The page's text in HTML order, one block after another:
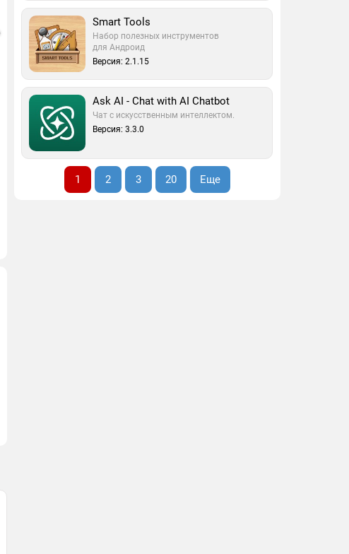
Smart Tools
Набор полезных инструментов
для Андроид
Версия: 2.1.15
Ask AI - Chat with AI Chatbot
Чат с искусственным интеллектом.
Версия: 3.3.0
1 2 3 20 Еще